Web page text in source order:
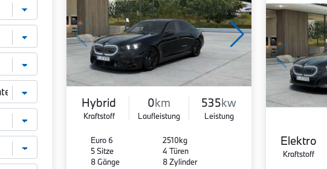
Hybrid
Kraftstoff
0km
Laufleistung
535kw
Leistung
Euro 6
5 Sitze
8 Gänge
2510kg
4 Türen
8 Zylinder
Elektro
Kraftstoff